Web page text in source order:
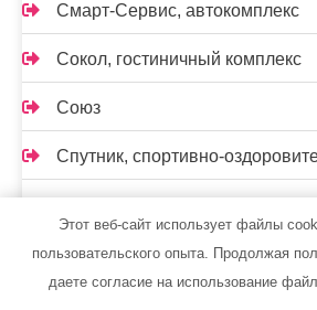
Смарт-Сервис, автокомплекс
Сокол, гостиничный комплекс
Союз
Спутник, спортивно-
Старый Двор, сауна
Этот веб-сайт использует файлы
пользовательского опыта. Продолжая
даете согласие на использование